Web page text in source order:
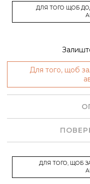
ДЛЯ ТОГО ЩОБ
Для того, щоб
ДЛЯ ТОГО, ЩОБ